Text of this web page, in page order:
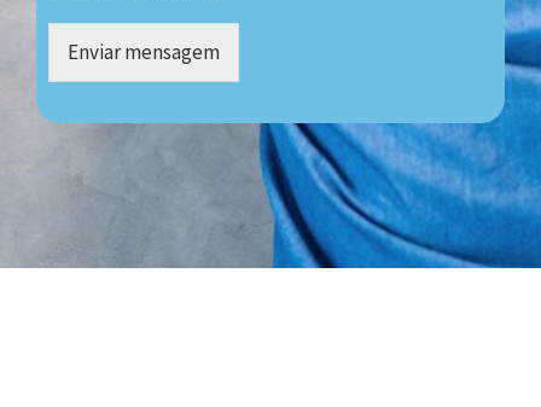
Enviar mensagem